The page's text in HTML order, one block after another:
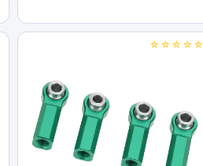
☆☆☆☆☆